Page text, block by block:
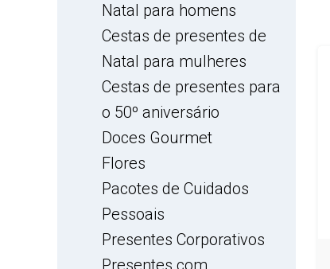
Natal para homens
Cestas de presentes de
Natal para mulheres
Cestas de presentes para
o 50º aniversário
Doces Gourmet
Flores
Pacotes de Cuidados
Pessoais
Presentes Corporativos
Presentes com